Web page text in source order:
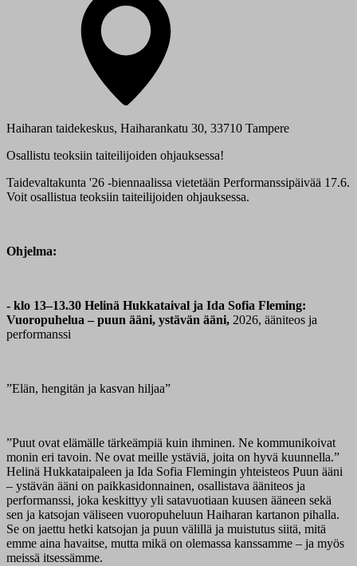
Haiharan taidekeskus, Haiharankatu 30, 33710 Tampere
Osallistu teoksiin taiteilijoiden ohjauksessa!
Taidevaltakunta '26 -biennaalissa vietetään Performanssipäivää 17.6.
Voit osallistua teoksiin taiteilijoiden ohjauksessa.
Ohjelma:
- klo 13–13.30 Helinä Hukkataival ja Ida Sofia Fleming:
Vuoropuhelua – puun ääni, ystävän ääni, 2026, ääniteos ja
performanssi
”Elän, hengitän ja kasvan hiljaa”
”Puut ovat elämälle tärkeämpiä kuin ihminen. Ne kommunikoivat
monin eri tavoin. Ne ovat meille ystäviä, joita on hyvä kuunnella.”
Helinä Hukkataipaleen ja Ida Sofia Flemingin yhteisteos Puun ääni
– ystävän ääni on paikkasidonnainen, osallistava ääniteos ja
performanssi, joka keskittyy yli satavuotiaan kuusen ääneen sekä
sen ja katsojan väliseen vuoropuheluun Haiharan kartanon pihalla.
Se on jaettu hetki katsojan ja puun välillä ja muistutus siitä, mitä
emme aina havaitse, mutta mikä on olemassa kanssamme – ja myös
meissä itsessämme.